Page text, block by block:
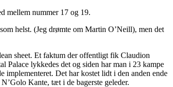
mellem nummer 17 og 19.
helst. (Jeg drømte om Martin O’Neill), men det
sheet. Et faktum der offentligt fik Claudion
Palace lykkedes det og siden har man i 23 kampe
implementeret. Det har kostet lidt i den anden ende
Kante, tæt i de bagerste geleder.